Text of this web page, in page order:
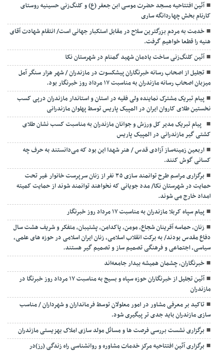
آئین افتتاحیه مسجد حضرت موسی ابن جعفر (ع) و کلنگ‌زنی حسینیه روستای
کارنام بخش چهاردانگه ساری
خدمت به مردم بزرگترین سلاح در مقابل استکبار جهانی است/ انتقام شهادت آقای
هنیه را قطعا خواهیم گرفت.
آئین کلنگ‌زنی ساخت یادمان شهید گمنام در شهرستان نکا
تجلیل از اصحاب رسانه خبرنگاران پیشکسوت در مازندران / شهر هزار سنگر آمل
میزبان اصحاب رسانه مازندران به مناسبت ۱۷ مرداد روز خبرنگار بود.
پیام تبریک مشترک نماینده ولی فقیه در استان و استاندار مازندران درپی کسب
نخستین طلای کاروان ایران در المپیک پاریس توسط پهلوان مازندرانی
‍ ‍ پیام تبریک مدیر کل ورزش و جوانان مازندران به مناسبت کسب نشان طلای
کشتی گیر مازندرانی در المپیک پاریس
اربعین زمینه‌ساز آزادی قدس / هنر شهدا این بود که می‌دانستند به حرف چه
کسانی گوش کنند.
برگزاری مراسم طرح توانمند سازی ۳۵ نفر از زنان سرپرست خانوار غیر تحت
حمایت در شهرستان نکا/ مدد جویانی که نخواهند توانمند شوند از حمایت کمیته
امداد خارج می شوند.
پیام سپاه کربلا مازندران به مناسبت ۱۷ مرداد روز خبرنگار
زنان، حماسه آفرینان شجاع، مومن، پاکدامن، پشتیبان، متفکر و شریف هشت سال
دفاع مقدس بودند/ به برکت انقلاب اسلامی، زنان ایران اسلامی در حوزه های علمی،
سیاسی، اجتماعی و فرهنگی تصمیم ساز و تصمیم گیر هستند.
خبرنگاران، چشمان همیشه بیدار جامعه‌اند
آئین تجلیل از خبرنگاران حوزه سپاه و بسیج به مناسبت ۱۷ مرداد روز خبرنگا در
مازندران
تاکید بر معرفی مشاور در امور معلولان توسط فرمانداران و شهرداران / مناسب
سازی مازندران باید جدی تر پیگیری شود.
برگزاری نشست بررسی فرصت ها و مسائل مولد سازی املاک بهزیستی مازندران
برگزاری آئین افتتاحیه مرکز خدمات مشاوره و روانشناسی راه زندگی (رز)در